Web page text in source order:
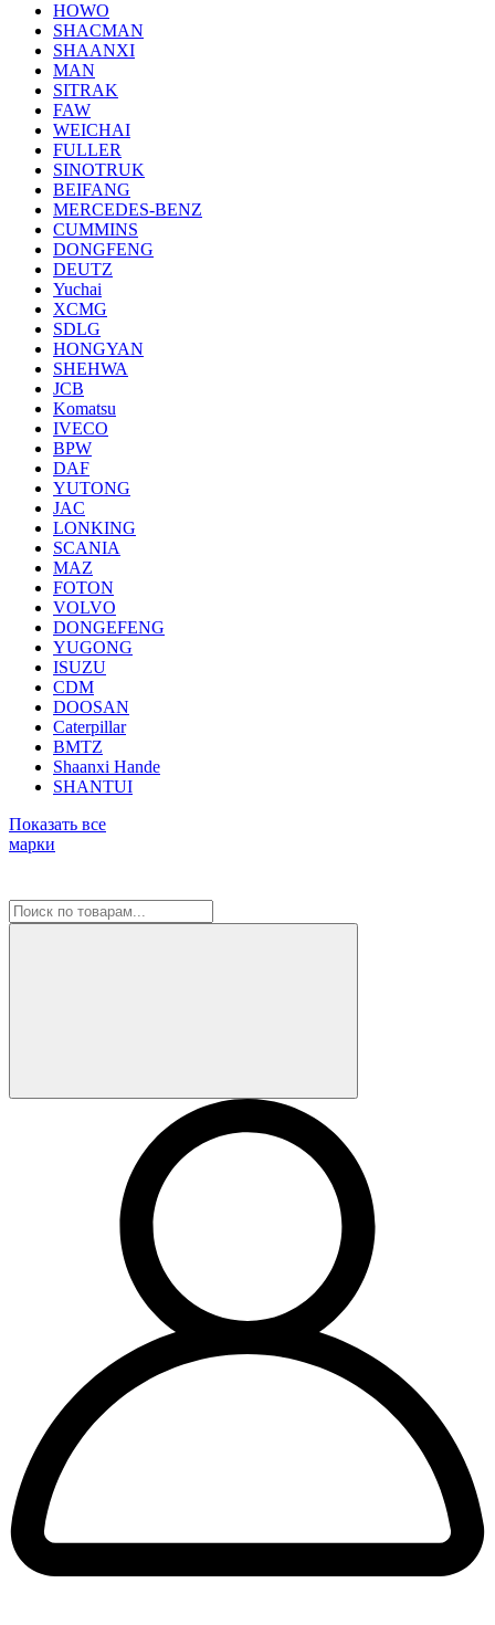
HOWO
SHACMAN
SHAANXI
MAN
SITRAK
FAW
WEICHAI
FULLER
SINOTRUK
BEIFANG
MERCEDES-BENZ
CUMMINS
DONGFENG
DEUTZ
Yuchai
XCMG
SDLG
HONGYAN
SHEHWA
JCB
Komatsu
IVECO
BPW
DAF
YUTONG
JAC
LONKING
SCANIA
MAZ
FOTON
VOLVO
DONGEFENG
YUGONG
ISUZU
CDM
DOOSAN
Caterpillar
BMTZ
Shaanxi Hande
SHANTUI
Показать все
марки